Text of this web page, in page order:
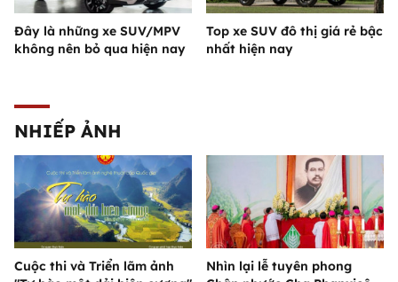
Đây là những xe SUV/MPV
không nên bỏ qua hiện nay
Top xe SUV đô thị giá rẻ bậc
nhất hiện nay
NHIẾP ẢNH
Cuộc thi và Triển lãm ảnh
Nhìn lại lễ tuyên phong